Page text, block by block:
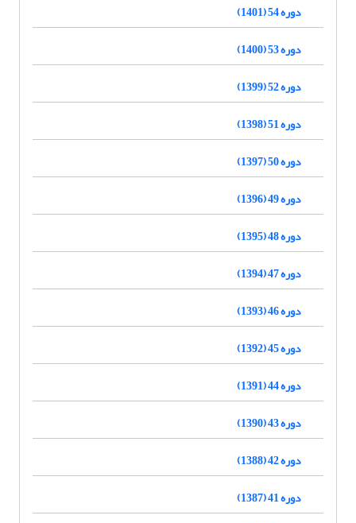
دوره 54 (1401)
دوره 53 (1400)
دوره 52 (1399)
دوره 51 (1398)
دوره 50 (1397)
دوره 49 (1396)
دوره 48 (1395)
دوره 47 (1394)
دوره 46 (1393)
دوره 45 (1392)
دوره 44 (1391)
دوره 43 (1390)
دوره 42 (1388)
دوره 41 (1387)